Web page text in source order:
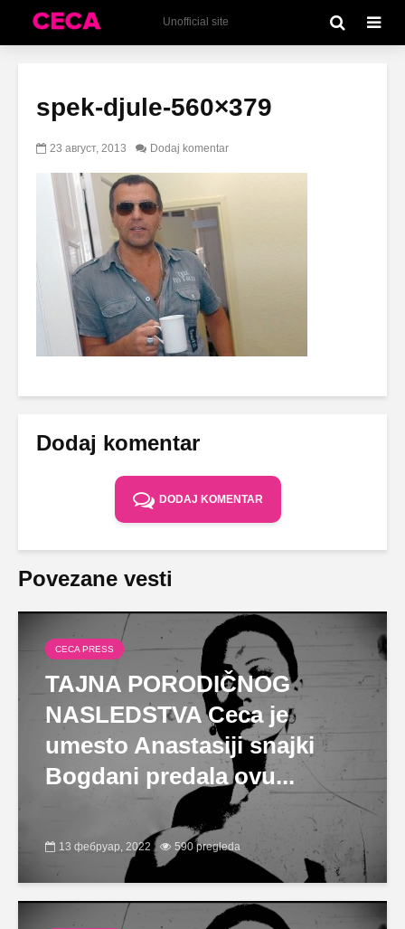
Unofficial site
spek-djule-560×379
23 август, 2013 Dodaj komentar
Dodaj komentar
DODAJ KOMENTAR
Povezane vesti
CECA PRESS
TAJNA PORODIČNOG
NASLEDSTVA Ceca je
umesto Anastasiji snajki
Bogdani predala ovu...
13 фебруар, 2022 590 pregleda